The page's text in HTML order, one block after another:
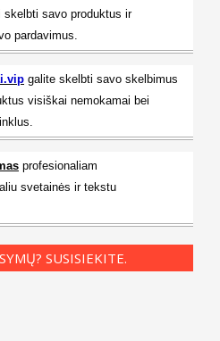
skelbti savo produktus ir
pardavimus.
galite skelbti savo skelbimus
visiškai nemokamai bei
profesionaliam
svetainės ir tekstu
SUSISIEKITE.